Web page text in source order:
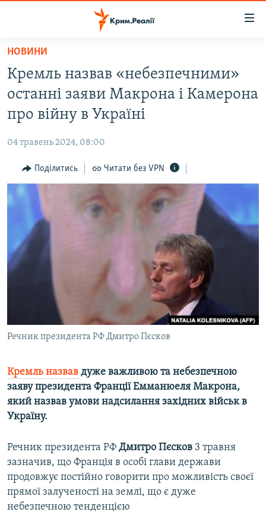
Перейти
основного
матеріалу
до
основної
навігації
Перейти
до
пошуку
ВОДА.КРИМ
ВІДЕО ТА ФОТО
БЛОГИ
ПОГЛЯД
ІНТЕРВ'Ю
ВСЕ ЗА ДЕНЬ
СПЕЦПРОЕКТИ
ДЕПОРТАЦІЯ
СВІДЧЕННЯ ОКУПАЦІЇ
УКРАЇНСЬКА ПРОБЛЕМА КРИМУ
ІНФОГРАФІКА
ЯК ОБІЙТИ БЛОКУВАННЯ
Qırımtatar
ДОЛУЧАЙСЯ!
Усі сайти RFE/RL
НОВИНИ
Кремль назвав «небезпечними»
останні заяви Макрона і Камерона
про війну в Україні
04 травень 2024, 08:00
Поділитись Читати без VPN
Речник президента РФ Дмитро Пєсков
Кремль назвав дуже важливою та небезпечною
заяву президента Франції Емманюеля Макрона,
який назвав умови надсилання західних військ в
Україну.
Речник президента РФ Дмитро Пєсков 3 травня
зазначив, що Франція в особі глави держави
продовжує постійно говорити про можливість своєї
прямої залученості на землі, що є дуже
небезпечною тенденцією